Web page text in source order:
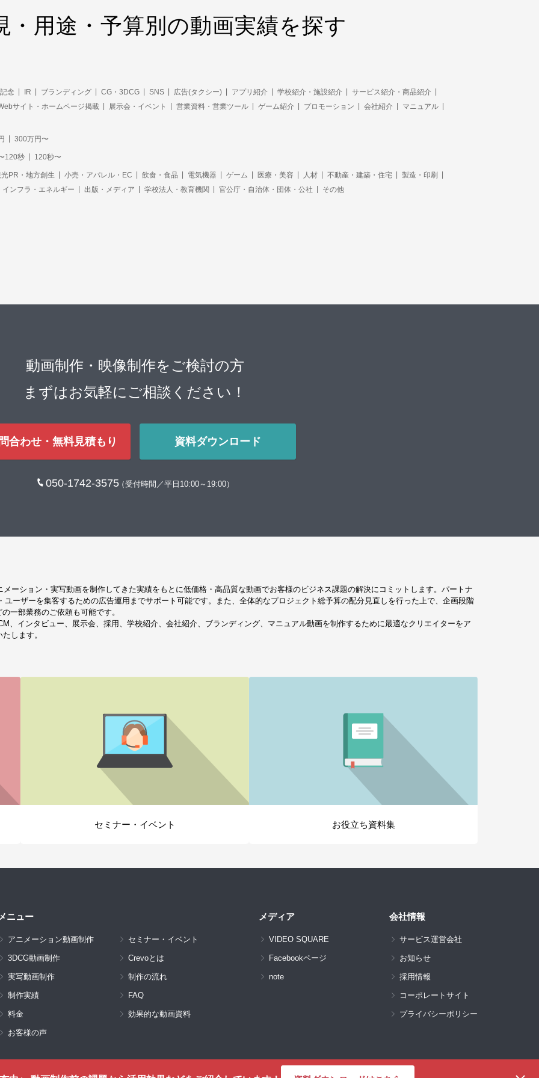
・用途・予算別の動画実績を探す
念 IR ブランディング CG・3DCG SNS 広告(タクシー) アプリ紹介 学校紹介・施設紹介
サービス紹介・商品紹介
サイト・ホームページ掲載
展示会・イベント 営業資料・営業ツール ゲーム紹介 プロモーション 会社紹介 マニュアル
300万円〜
120秒 120秒〜
PR・地方創生 小売・アパレル・EC 飲食・食品 電気機器 ゲーム 医療・美容 人材 不動産・建築・住宅
製造・印刷
インフラ・エネルギー
出版・メディア 学校法人・教育機関 官公庁・自治体・団体・公社 その他
動画制作・映像制作をご検討の方
まずはお気軽にご相談ください！
合わせ・無料見積もり 資料ダウンロード
050-1742-3575（受付時間／平日10:00～19:00）
ーション・実写動画を制作してきた実績をもとに低価格・高品質な動画でお客様のビジネス課題の解決にコミットします。パートナ
ーザーを集客するための広告運用までサポート可能です。また、全体的なプロジェクト総予算の配分見直しを行った上で、企画段階
一部業務のご依頼も可能です。
、インタビュー、展示会、採用、学校紹介、会社紹介、ブランディング、マニュアル動画を制作するために最適なクリエイターをア
します。
セミナー・イベント お役立ち資料集
ニュー
アニメーション動画制作
3DCG動画制作
実写動画制作
制作実績
料金
お客様の声
セミナー・イベント
Crevoとは
制作の流れ
FAQ
効果的な動画資料
メディア
VIDEO SQUARE
Facebookページ
note
会社情報
サービス運営会社
お知らせ
採用情報
コーポレートサイト
プライバシーポリシー